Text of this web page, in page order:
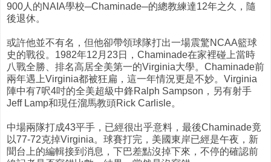
900人的NAIA學校─Chaminade─的總教練達12年之久，隨
後退休。
或許他並不有名，但他卻帶領球隊打出一場震驚NCAA籃球
史的戰役。1982年12月23日，Chaminade在家裡碰上當時
八戰全勝、排名高居全美第一的Virginia大學。Chaminade前
兩年遇上Virginia都被狂扁，這一年情況更是不妙。Virginia
陣中有7呎4吋的全美超級中鋒Ralph Sampson，另有射手
Jeff Lamp和現任溜馬教頭Rick Carlisle。
中場兩隊打成43平手，已經很出乎意料，最後Chaminade竟
以77-72克掉Virginia。球賽打完，美國東岸已經是午夜，新
聞台上的編輯接到消息，下巴差點沒掉下來，不停的確認前